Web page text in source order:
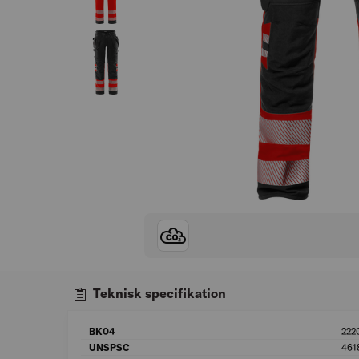
Teknisk specifikation
BK04
UNSPSC